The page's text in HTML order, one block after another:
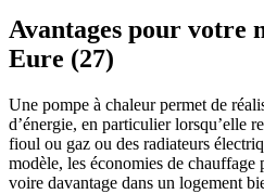
Avantages pour votre
Eure (27)
Une pompe à chaleur permet de
d’énergie, en particulier lorsqu’elle
fioul ou gaz ou des radiateurs
modèle, les économies de chauffage
voire davantage dans un logement